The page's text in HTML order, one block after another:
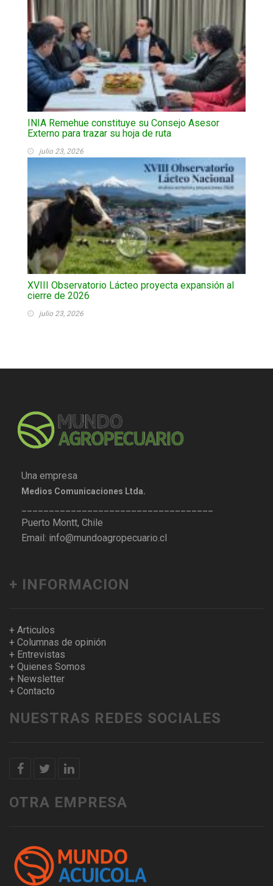
INIA Remehue constituye su Consejo Asesor
Externo para trazar su hoja de ruta
julio 23, 2026
XVIII Observatorio Lácteo proyecta expansión al
cierre de 2026
julio 23, 2026
Una empresa
Medios Comunicaciones Ltda.
Puerto Montt, Chile
Email: info@mundoagropecuario.cl
+ INFORMACION
+ Articulos
+ Columnas de opinión
+ Entrevistas
+ Quienes Somos
+ Newsletter
+ Contacto
NUESTRAS REDES SOCIALES
OTRA EMPRESA